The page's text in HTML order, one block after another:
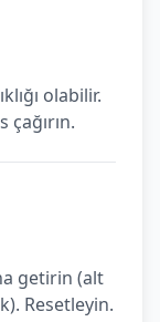
olabilir.
çağırın.
getirin (alt
Resetleyin.